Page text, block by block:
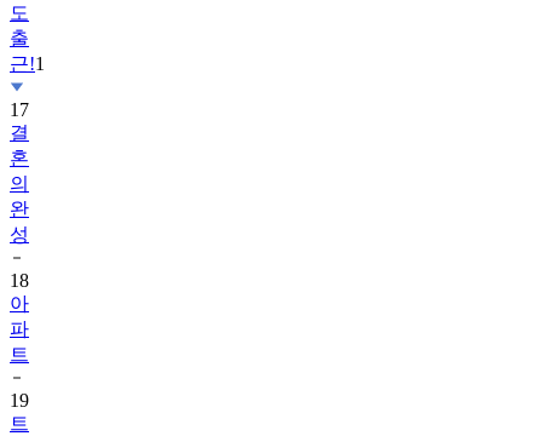
도
출
근!1
17
결
혼
의
완
성
18
아
파
트
19
트